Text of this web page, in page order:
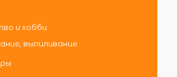
и хобби
выпиливание